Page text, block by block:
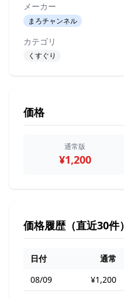
メーカー
まろチャンネル
カテゴリ
くすぐり
価格
通常版
¥1,200
価格履歴（直近30件）
日付 通常
08/09
¥1,200